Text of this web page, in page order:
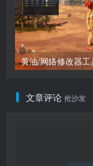
文章评论 抢沙发